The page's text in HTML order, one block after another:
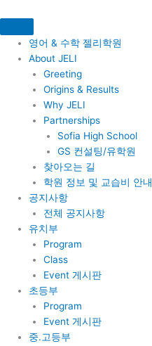
텐
츠
영어 & 수학 젤리학원
About JELI
Greeting
Origins & Results
Why JELI
Partnerships
Sofia High School
GS 컨설팅/유학원
찾아오는 길
학원 정보 및 교습비 안내
공지사항
전체 공지사항
유치부
Program
Class
Event 게시판
초등부
Program
Event 게시판
중.고등부